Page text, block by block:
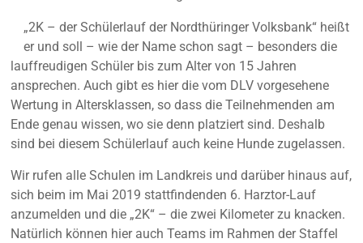
„2K – der Schülerlauf der Nordthüringer Volksbank“ heißt
er und soll – wie der Name schon sagt – besonders die
lauffreudigen Schüler bis zum Alter von 15 Jahren
ansprechen. Auch gibt es hier die vom DLV vorgesehene
Wertung in Altersklassen, so dass die Teilnehmenden am
Ende genau wissen, wo sie denn platziert sind. Deshalb
sind bei diesem Schülerlauf auch keine Hunde zugelassen.
Wir rufen alle Schulen im Landkreis und darüber hinaus auf,
sich beim im Mai 2019 stattfindenden 6. Harztor-Lauf
anzumelden und die „2K“ – die zwei Kilometer zu knacken.
Natürlich können hier auch Teams im Rahmen der Staffel